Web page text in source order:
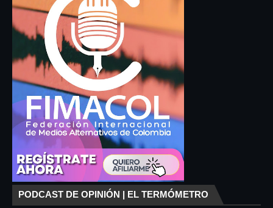
PODCAST DE OPINIÓN | EL TERMÓMETRO